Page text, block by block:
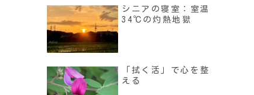
シニアの寝室：室温
34℃の灼熱地獄
「拭く活」で心を整
える